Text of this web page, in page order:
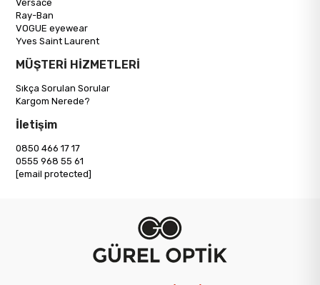
Versace
Ray-Ban
VOGUE eyewear
Yves Saint Laurent
MÜŞTERİ HİZMETLERİ
Sıkça Sorulan Sorular
Kargom Nerede?
İletişim
0850 466 17 17
0555 968 55 61
[email protected]